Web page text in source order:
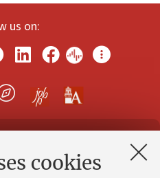
cookies
us on:
e-mail (PEC)
divisions